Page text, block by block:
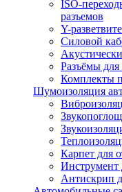
ISO-
разъемов
Y-
Силовой
Разъёмы
Комплекты
Шумоизоляция
Карпет для
Инструмент
Антискрип